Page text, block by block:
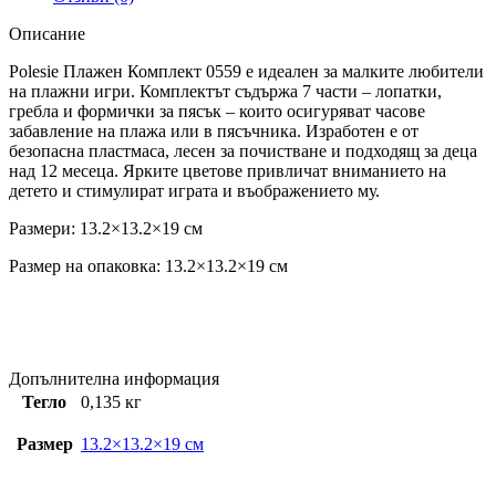
Описание
Polesie Плажен Комплект 0559 е идеален за малките любители
на плажни игри. Комплектът съдържа 7 части – лопатки,
гребла и формички за пясък – които осигуряват часове
забавление на плажа или в пясъчника. Изработен е от
безопасна пластмаса, лесен за почистване и подходящ за деца
над 12 месеца. Ярките цветове привличат вниманието на
детето и стимулират играта и въображението му.
Размери: 13.2×13.2×19 см
Размер на опаковка: 13.2×13.2×19 см
Допълнителна информация
Тегло
0,135 кг
Размер 13.2×13.2×19 см